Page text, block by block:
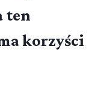
ten
korzyści